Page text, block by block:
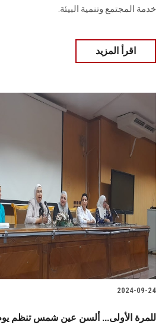
خدمة المجتمع وتنمية البيئة.
اقرأ المزيد
2024-09-24
للمرة الأولى... ألسن عين شمس تنظم